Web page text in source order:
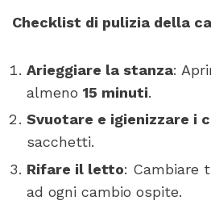
Checklist di pulizia della
Arieggiare la stanza:
almeno 15 minuti.
Svuotare e igienizzare i
sacchetti.
Rifare il letto: Cambiare
ad ogni cambio ospite.